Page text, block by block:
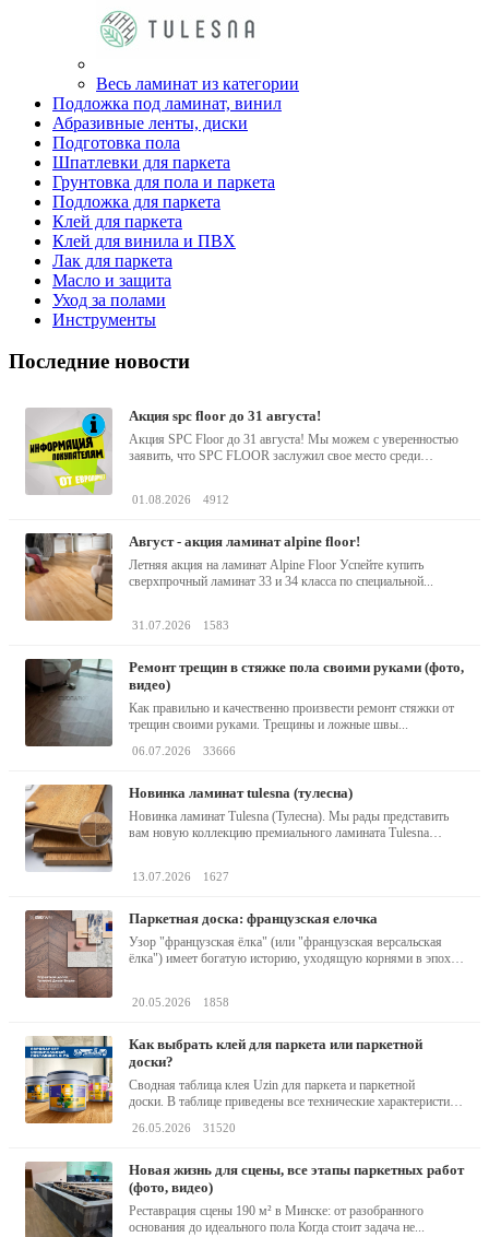
Весь ламинат из категории
Подложка под ламинат, винил
Абразивные ленты, диски
Подготовка пола
Шпатлевки для паркета
Грунтовка для пола и паркета
Подложка для паркета
Клей для паркета
Клей для винила и ПВХ
Лак для паркета
Масло и защита
Уход за полами
Инструменты
Последние новости
акция spc floor до 31 августа!
Акция SPC Floor до 31 августа! Мы можем с уверенностью
заявить, что SPC FLOOR заслужил свое место среди
01.08.2026 4912
август - акция ламинат alpine floor!
Летняя акция на ламинат Alpine Floor Успейте купить
сверхпрочный ламинат 33 и 34 класса по специальной...
31.07.2026 1583
ремонт трещин в стяжке пола своими руками (фото,
видео)
Как правильно и качественно произвести ремонт стяжки от
трещин своими руками. Трещины и ложные швы...
06.07.2026 33666
новинка ламинат tulesna (тулесна)
Новинка ламинат Tulesna (Тулесна). Мы рады представить
вам новую коллекцию премиального ламината Tulesna
13.07.2026 1627
паркетная доска: французская елочка
Узор "французская ёлка" (или "французская версальская
ёлка") имеет богатую историю, уходящую корнями в эпоху
20.05.2026 1858
как выбрать клей для паркета или паркетной
доски?
Сводная таблица клея Uzin для паркета и паркетной
доски. В таблице приведены все технические характеристики
26.05.2026 31520
новая жизнь для сцены, все этапы паркетных работ
(фото, видео)
Реставрация сцены 190 м² в Минске: от разобранного
основания до идеального пола Когда стоит задача не...